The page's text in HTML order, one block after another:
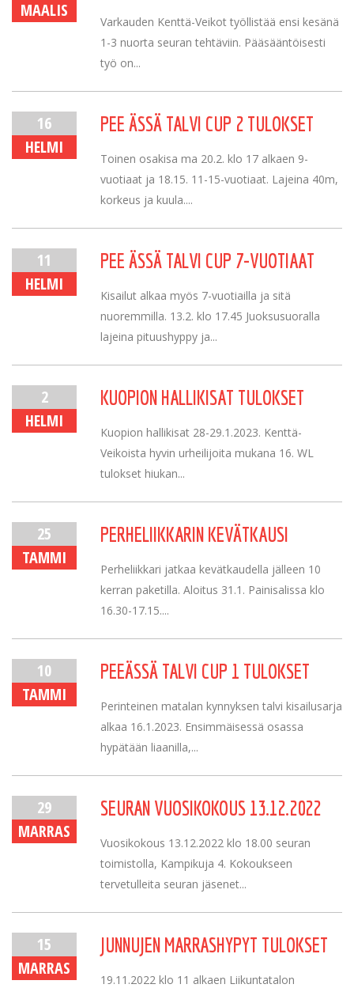
MAALIS
Varkauden Kenttä-Veikot työllistää ensi kesänä
1-3 nuorta seuran tehtäviin. Pääsääntöisesti
työ on...
16
HELMI
PEE ÄSSÄ TALVI CUP 2 TULOKSET
Toinen osakisa ma 20.2. klo 17 alkaen 9-
vuotiaat ja 18.15. 11-15-vuotiaat. Lajeina 40m,
korkeus ja kuula....
11
HELMI
PEE ÄSSÄ TALVI CUP 7-VUOTIAAT
Kisailut alkaa myös 7-vuotiailla ja sitä
nuoremmilla. 13.2. klo 17.45 Juoksusuoralla
lajeina pituushyppy ja...
2
HELMI
KUOPION HALLIKISAT TULOKSET
Kuopion hallikisat 28-29.1.2023. Kenttä-
Veikoista hyvin urheilijoita mukana 16. WL
tulokset hiukan...
25
TAMMI
PERHELIIKKARIN KEVÄTKAUSI
Perheliikkari jatkaa kevätkaudella jälleen 10
kerran paketilla. Aloitus 31.1. Painisalissa klo
16.30-17.15....
10
TAMMI
PEEÄSSÄ TALVI CUP 1 TULOKSET
Perinteinen matalan kynnyksen talvi kisailusarja
alkaa 16.1.2023. Ensimmäisessä osassa
hypätään liaanilla,...
29
MARRAS
SEURAN VUOSIKOKOUS 13.12.2022
Vuosikokous 13.12.2022 klo 18.00 seuran
toimistolla, Kampikuja 4. Kokoukseen
tervetulleita seuran jäsenet...
15
MARRAS
JUNNUJEN MARRASHYPYT TULOKSET
19.11.2022 klo 11 alkaen Liikuntatalon